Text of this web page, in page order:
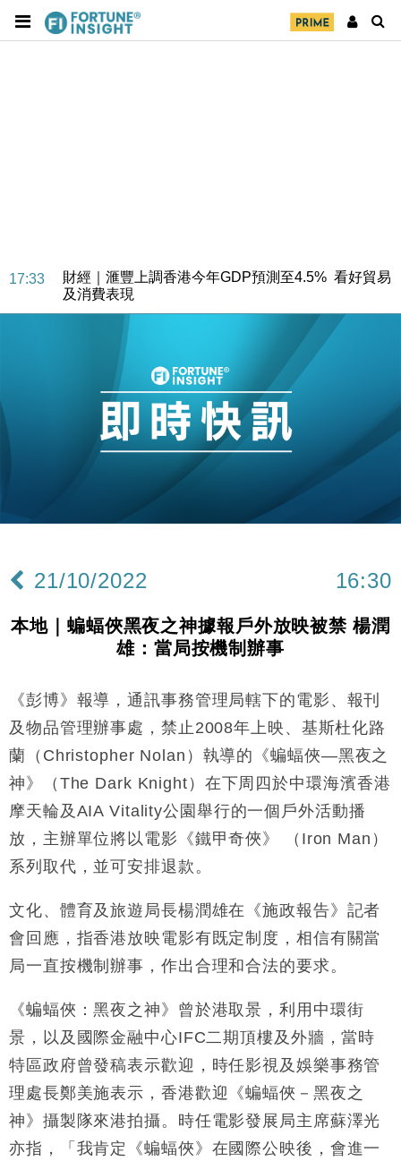
17:33
財經｜滙豐上調香港今年GDP預測至4.5% 看好貿易
及消費表現
本地｜假冒內地執法人員要求交「保證金」 43歲女子
損失近6900萬元
財經｜日經失守6.5萬點後回穩 全周仍升近2%
財經｜恒隆10月換帥 玩具「反」斗城亞洲CEO蔡德
15:11
財經｜韓股反覆波動收跌 連挫7周創逾3年最長跌勢
財經｜內地7月美元計價出口增近24%勝預期 貿易順
11:12
國際｜特朗普料美伊戰事快結束 承認部分彈藥庫存緊
15:59
財經｜SA售股自救後再出手 斥4億美元押注未上市公
47仙
17:33
財經｜滙豐上調香港今年GDP預測至4.5% 看好貿易
本地｜假冒內地執法人員要求交「保證金」 43歲女子
損失近6900萬元
16:05
財經｜日經失守6.5萬點後回穩 全周仍升近2%
15:47
財經｜恒隆10月換帥 玩具「反」斗城亞洲CEO蔡德
粦接任
15:11
財經｜韓股反覆波動收跌 連挫7周創逾3年最長跌勢
13:44
財經｜內地7月美元計價出口增近24%勝預期 貿易順
差達1125億美元
日圓干預創新高
11:12
國際｜特朗普料美伊戰事快結束 承認部分彈藥庫存緊
張
15:59
財經｜SA售股自救後再出手 斥4億美元押注未上市公
司
21/10/2022 16:30
本地｜蝙蝠俠黑夜之神據報戶外放映被禁 楊潤
雄：當局按機制辦事
《彭博》報導，通訊事務管理局轄下的電影、報刊
及物品管理辦事處，禁止2008年上映、基斯杜化路
蘭（Christopher Nolan）執導的《蝙蝠俠—黑夜之
神》（The Dark Knight）在下周四於中環海濱香港
摩天輪及AIA Vitality公園舉行的一個戶外活動播
放，主辦單位將以電影《鐵甲奇俠》 （Iron Man）
系列取代，並可安排退款。
文化、體育及旅遊局長楊潤雄在《施政報告》記者
會回應，指香港放映電影有既定制度，相信有關當
局一直按機制辦事，作出合理和合法的要求。
《蝙蝠俠：黑夜之神》曾於港取景，利用中環街
景，以及國際金融中心IFC二期頂樓及外牆，當時
特區政府曾發稿表示歡迎，時任影視及娛樂事務管
理處長鄭美施表示，香港歡迎《蝙蝠俠－黑夜之
神》攝製隊來港拍攝。時任電影發展局主席蘇澤光
亦指，「我肯定《蝙蝠俠》在國際公映後，會進一